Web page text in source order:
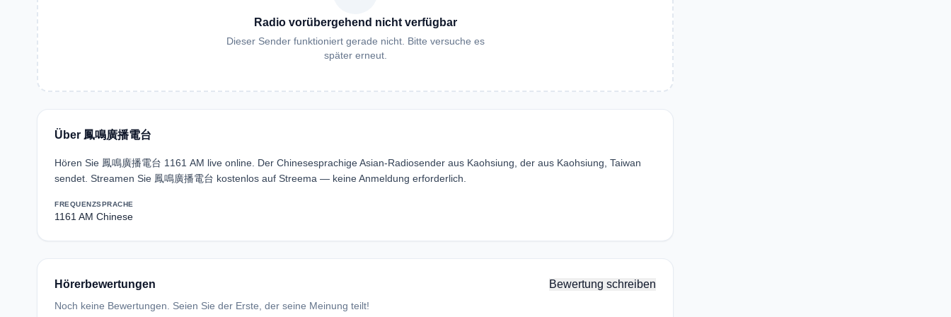
Radio vorübergehend nicht verfügbar
Dieser Sender funktioniert gerade nicht. Bitte versuche es
später erneut.
Über 鳳鳴廣播電台
Hören Sie 鳳鳴廣播電台 1161 AM live online. Der Chinesesprachige Asian-Radiosender aus Kaohsiung, der aus Kaohsiung, Taiwan
sendet. Streamen Sie 鳳鳴廣播電台 kostenlos auf Streema — keine Anmeldung erforderlich.
FREQUENZ
1161 AM
SPRACHE
Chinese
Hörerbewertungen Bewertung schreiben
Noch keine Bewertungen. Seien Sie der Erste, der seine Meinung teilt!